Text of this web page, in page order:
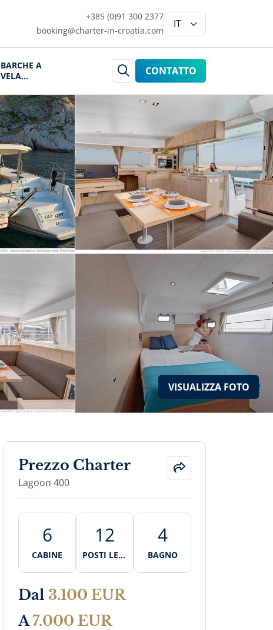
+385 (0)91 300 2377
booking@charter-in-croatia.com
BARCHE A
VELA
CONTATTO
VISUALIZZA FOTO
Prezzo Charter
Lagoon 400
6
CABINE
12
POSTI LETT
4
BAGNO
Dal 3.100 EUR
A 7.000 EUR